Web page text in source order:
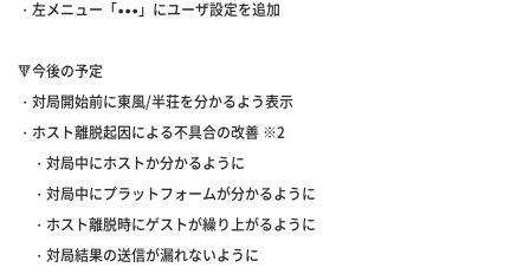
・左メニュー「•••」にユーザ設定を追加
🔻今後の予定
・対局開始前に東風/半荘を分かるよう表示
・ホスト離脱起因による不具合の改善 ※2
・対局中にホストか分かるように
・対局中にプラットフォームが分かるように
・ホスト離脱時にゲストが繰り上がるように
・対局結果の送信が漏れないように